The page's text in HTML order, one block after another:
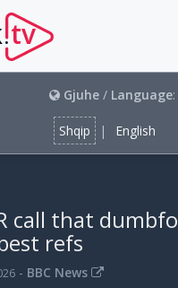
.tv
Gjuhe/ Language:
Shqip | English
call that
refs
- BBC News